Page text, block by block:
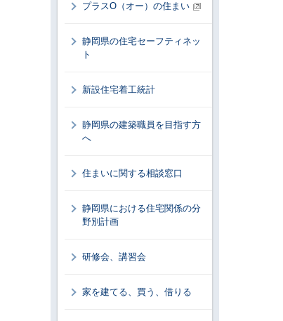
プラスO（オー）の住まい
静岡県の住宅セーフティネッ
ト
新設住宅着工統計
静岡県の建築職員を目指す方
へ
住まいに関する相談窓口
静岡県における住宅関係の分
野別計画
研修会、講習会
家を建てる、買う、借りる